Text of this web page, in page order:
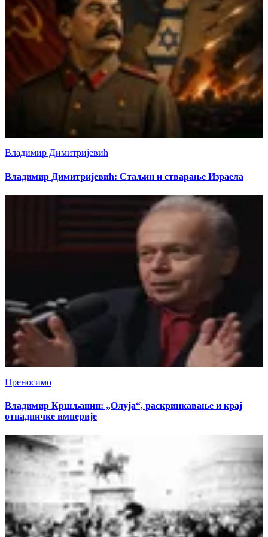
Владимир Димитријевић
Владимир Димитријевић: Стаљин и стварање Израела
Преносимо
Владимир Кршљанин: „Олуја“, раскринкавање и крај
отпадничке империје